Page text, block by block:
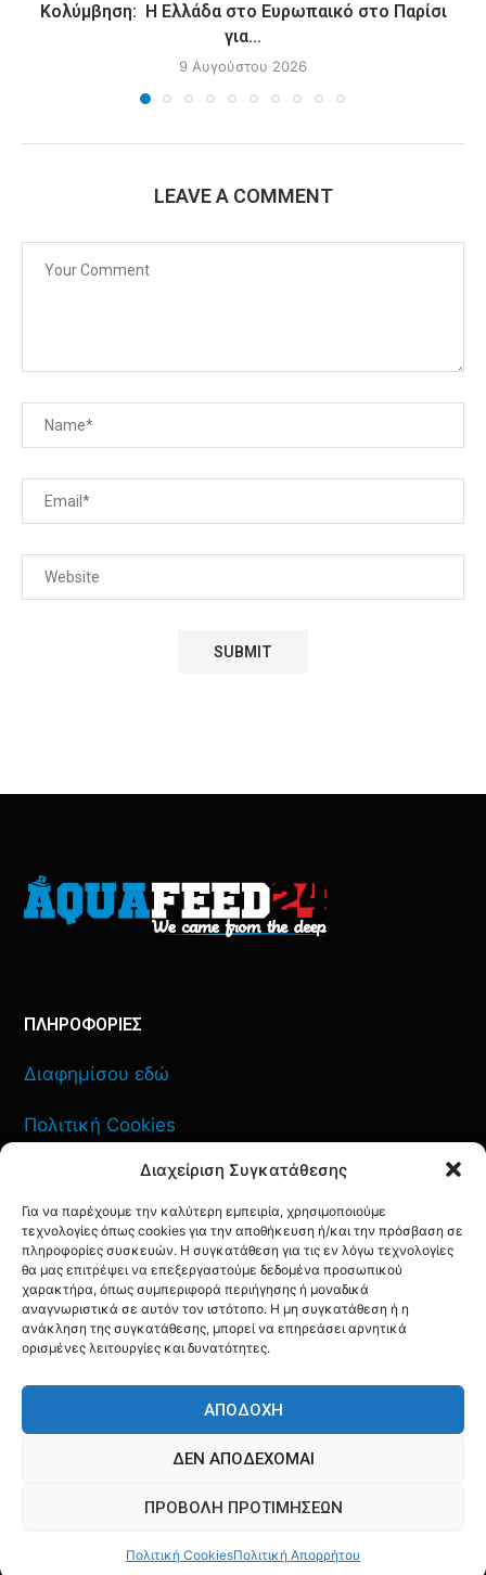
Διαχείριση Συγκατάθεσης
Για να παρέχουμε την καλύτερη εμπειρία, χρησιμοποιούμε
τεχνολογίες όπως cookies για την αποθήκευση ή/και την πρόσβαση σε
πληροφορίες συσκευών. Η συγκατάθεση για τις εν λόγω τεχνολογίες
θα μας επιτρέψει να επεξεργαστούμε δεδομένα προσωπικού
χαρακτήρα, όπως συμπεριφορά περιήγησης ή μοναδικά
αναγνωριστικά σε αυτόν τον ιστότοπο. Η μη συγκατάθεση ή η
ανάκληση της συγκατάθεσης, μπορεί να επηρεάσει αρνητικά
ορισμένες λειτουργίες και δυνατότητες.
ΑΠΟΔΟΧΉ
ΔΕΝ ΑΠΟΔΈΧΟΜΑΙ
ΠΡΟΒΟΛΉ ΠΡΟΤΙΜΉΣΕΩΝ
Πολιτική CookiesΠολιτική Απορρήτου
Κολύμβηση: Η Ελλάδα στο Ευρωπαικό στο Παρίσι
για...
9 Αυγούστου 2026
LEAVE A COMMENT
ΠΛΗΡΟΦΟΡΙΕΣ
Διαφημίσου εδώ
Πολιτική Cookies
Πολιτική Απορρήτου
ΕΠΙΚΟΙΝΩΝΙΑ
YOUTUBE